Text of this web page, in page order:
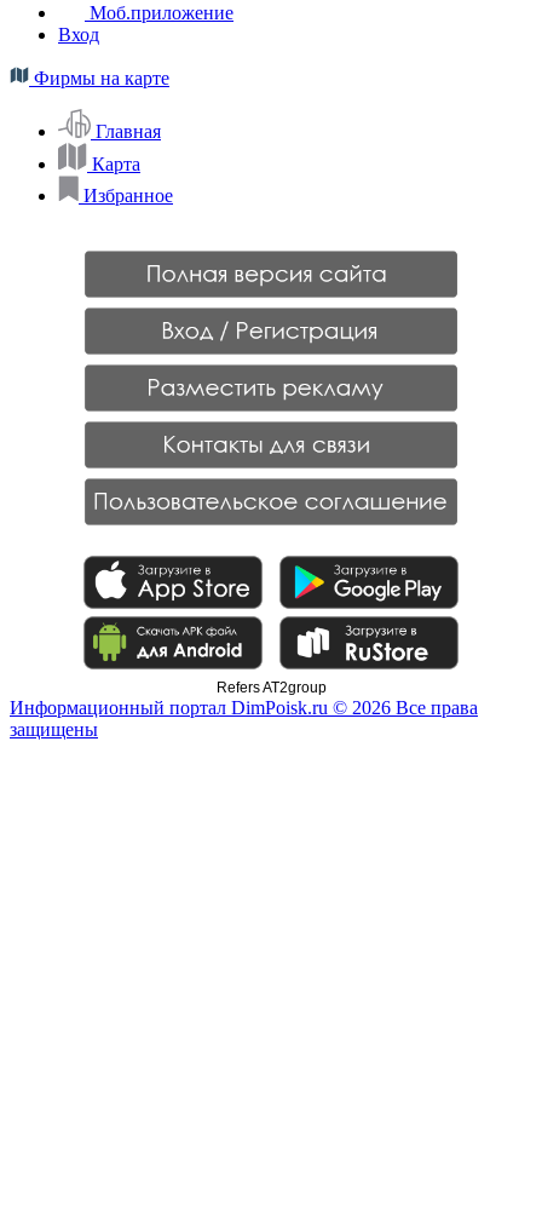
Моб.приложение
Вход
Фирмы на карте
Главная
Карта
Избранное
Refers AT2group
Информационный портал DimPoisk.ru © 2026 Все права
защищены